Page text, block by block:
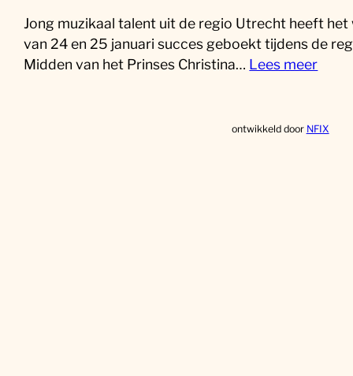
Jong muzikaal talent uit de regio Utrecht heeft het
van 24 en 25 januari succes geboekt tijdens de
Midden van het Prinses Christina… Lees meer
ontwikkeld door NFIX